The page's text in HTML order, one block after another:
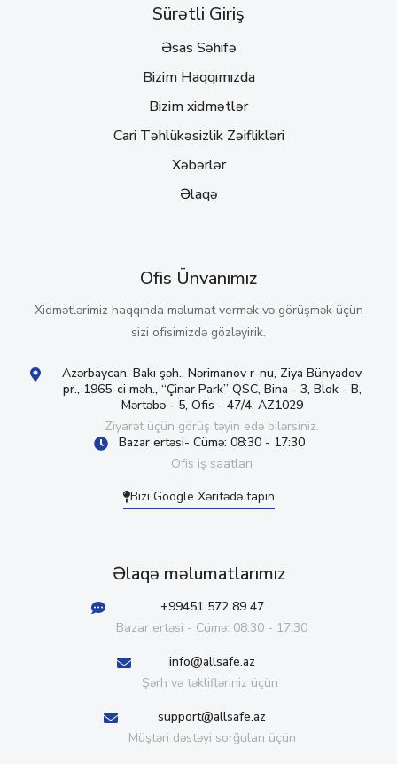
Sürətli Giriş
Əsas Səhifə
Bizim Haqqımızda
Bizim xidmətlər
Cari Təhlükəsizlik Zəiflikləri
Xəbərlər
Əlaqə
Ofis Ünvanımız
Xidmətlərimiz haqqında məlumat vermək və görüşmək üçün
sizi ofisimizdə gözləyirik.
Azərbaycan, Bakı şəh., Nərimanov r-nu, Ziya Bünyadov
pr., 1965-ci məh., “Çinar Park” QSC, Bina - 3, Blok - B,
Mərtəbə - 5, Ofis - 47/4, AZ1029
Ziyarət üçün görüş təyin edə bilərsiniz.
Bazar ertəsi- Cümə: 08:30 - 17:30
Ofis iş saatları
Bizi Google Xəritədə tapın
Əlaqə məlumatlarımız
+99451 572 89 47
Bazar ertəsi - Cümə: 08:30 - 17:30
info@allsafe.az
Şərh və təklifləriniz üçün
support@allsafe.az
Müştəri dəstəyi sorğuları üçün